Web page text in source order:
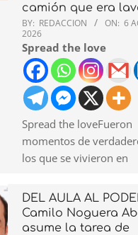
camión que era
BY: REDACCION ON: 6
2026
Spread the love
Spread the loveFueron
momentos de
los que se vivieron en
DEL AULA AL
Camilo Noguera
asume la tarea de